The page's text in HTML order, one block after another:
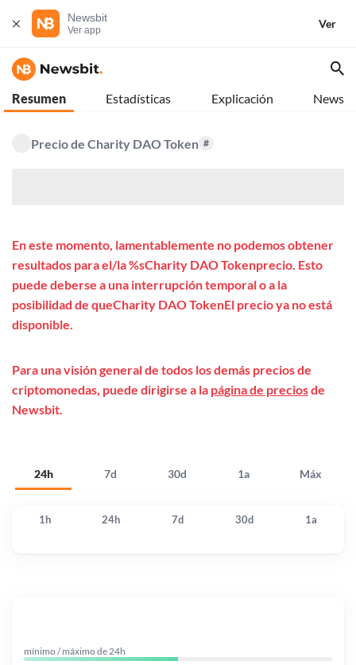
Newsbit
Ver app
Ver
Resumen Estadísticas Explicación News
Precio de Charity DAO Token #
24h 7d 30d 1a Máx
En este momento, lamentablemente no podemos obtener
resultados para el/la %sCharity DAO Tokenprecio. Esto
puede deberse a una interrupción temporal o a la
posibilidad de queCharity DAO TokenEl precio ya no está
disponible.
Para una visión general de todos los demás precios de
criptomonedas, puede dirigirse a la página de preciosde
Newsbit.
1h 24h 7d 30d 1a
mínimo / máximo de 24h